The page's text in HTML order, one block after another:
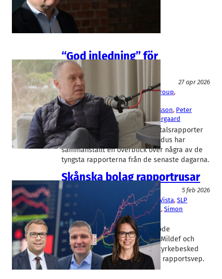
vd för…
“God inledning” för
Trelleborg
Fakta
27 apr 2026
Boozt, Catena , Kjell Group
Trelleborg
Hermann Haraldsson, Jörgen Eriksson, Peter
Nilsson , Sandra Gadd, Simon Østergaard
De skånska börsbolagens kvartalsrapporter
fortsätter att strömma in. Rapidus har
sammanställt en överblick över några av de
tyngsta rapporterna från de senaste dagarna.
Skånska bolag rapportrusar
Aktier
5 feb 2026
AAK
Haki, MilDef, RugVista, SLP
Daniel Ljunggren
Ebba Ljungerud , Simon
Østergaard
Ett intensivt skånskt rapportflöde
dominerades på torsdagen av Mildef och
Cellavision som slog till med styrkebesked
och extrautdelningar. Vi gör ett rapportsvep.